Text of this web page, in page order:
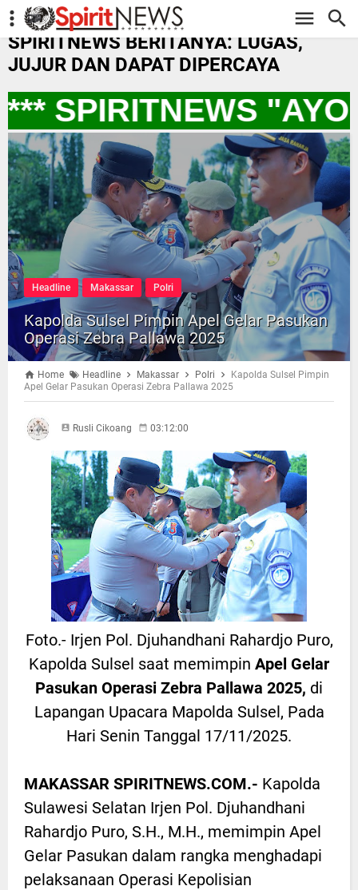
-->
SPIRITNEWS BERITANYA: LUGAS,
JUJUR DAN DAPAT DIPERCAYA
SPIRITNEWS "AYO
Headline Makassar Polri
Kapolda Sulsel Pimpin Apel Gelar Pasukan
Operasi Zebra Pallawa 2025
Home Headline Makassar Polri
Kapolda Sulsel Pimpin
Apel Gelar Pasukan Operasi Zebra Pallawa 2025
Rusli Cikoang 03:12:00
Foto.- Irjen Pol. Djuhandhani Rahardjo Puro,
Kapolda Sulsel saat memimpin Apel Gelar
Pasukan Operasi Zebra Pallawa 2025, di
Lapangan Upacara Mapolda Sulsel, Pada
Hari Senin Tanggal 17/11/2025.
MAKASSAR SPIRITNEWS.COM.- Kapolda
Sulawesi Selatan Irjen Pol. Djuhandhani
Rahardjo Puro, S.H., M.H., memimpin Apel
Gelar Pasukan dalam rangka menghadapi
pelaksanaan Operasi Kepolisian